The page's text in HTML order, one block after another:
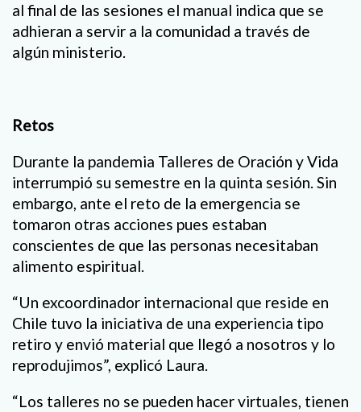
al final de las sesiones el manual indica que se
adhieran a servir a la comunidad a través de
algún ministerio.
Retos
Durante la pandemia Talleres de Oración y Vida
interrumpió su semestre en la quinta sesión. Sin
embargo, ante el reto de la emergencia se
tomaron otras acciones pues estaban
conscientes de que las personas necesitaban
alimento espiritual.
“Un excoordinador internacional que reside en
Chile tuvo la iniciativa de una experiencia tipo
retiro y envió material que llegó a nosotros y lo
reprodujimos”, explicó Laura.
“Los talleres no se pueden hacer virtuales, tienen